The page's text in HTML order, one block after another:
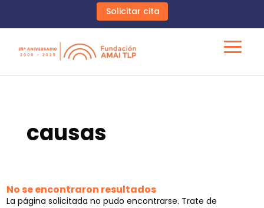
Solicitar cita
causas
No se encontraron resultados
La página solicitada no pudo encontrarse. Trate de